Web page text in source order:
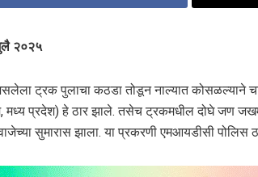
२०२५
ट्रक पुलाचा कठडा तोडून नाल्यात कोसळल्याने
मध्य प्रदेश) हे ठार झाले. तसेच ट्रकमधील दोघे जण
वाजेच्या सुमारास झाला. या प्रकरणी एमआयडीसी